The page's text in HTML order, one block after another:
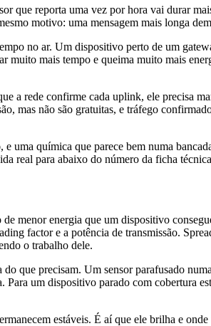
que reporta uma vez por hora vai durar
motivo: uma mensagem mais longa
no ar. Um dispositivo perto de um
muito mais tempo e queima muito mais
a rede confirme cada uplink, ele precisa
mas não são gratuitas, e tráfego
uma química que parece bem numa
real para abaixo do número da ficha
menor energia que um dispositivo
factor e a potência de transmissão.
o trabalho dele.
que precisam. Um sensor parafusado
um dispositivo parado com cobertura
estáveis. É aí que ele brilha e